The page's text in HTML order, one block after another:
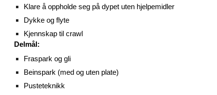
Klare å oppholde seg på dypet uten hjelpemidler
Dykke og flyte
Kjennskap til crawl
Delmål:
Fraspark og gli
Beinspark (med og uten plate)
Pusteteknikk